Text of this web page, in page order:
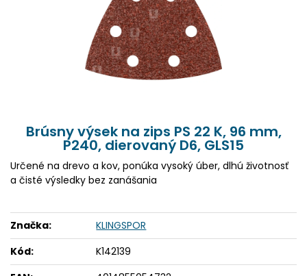
Brúsny výsek na zips PS 22 K, 96 mm,
P240, dierovaný D6, GLS15
Určené na drevo a kov, ponúka vysoký úber, dlhú životnosť
a čisté výsledky bez zanášania
Značka:
KLINGSPOR
Kód:
K142139